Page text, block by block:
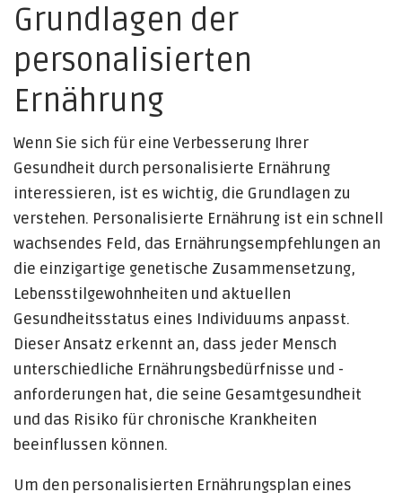
Grundlagen der
personalisierten
Ernährung
Wenn Sie sich für eine Verbesserung Ihrer
Gesundheit durch personalisierte Ernährung
interessieren, ist es wichtig, die Grundlagen zu
verstehen. Personalisierte Ernährung ist ein schnell
wachsendes Feld, das Ernährungsempfehlungen an
die einzigartige genetische Zusammensetzung,
Lebensstilgewohnheiten und aktuellen
Gesundheitsstatus eines Individuums anpasst.
Dieser Ansatz erkennt an, dass jeder Mensch
unterschiedliche Ernährungsbedürfnisse und -
anforderungen hat, die seine Gesamtgesundheit
und das Risiko für chronische Krankheiten
beeinflussen können.
Um den personalisierten Ernährungsplan eines